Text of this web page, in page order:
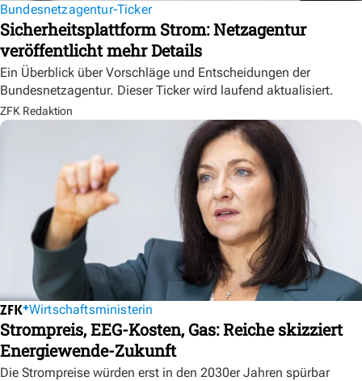
Bundesnetzagentur-Ticker
Sicherheitsplattform Strom: Netzagentur
veröffentlicht mehr Details
Ein Überblick über Vorschläge und Entscheidungen der
Bundesnetzagentur. Dieser Ticker wird laufend aktualisiert.
ZFK Redaktion
Wirtschaftsministerin
Strompreis, EEG-Kosten, Gas: Reiche skizziert
Energiewende-Zukunft
Die Strompreise würden erst in den 2030er Jahren spürbar